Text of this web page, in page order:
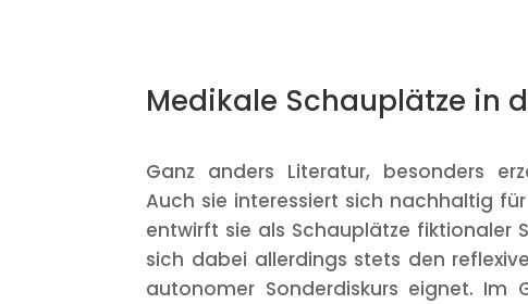
Medikale Schauplätze in
Ganz anders Literatur, besonders
Auch sie interessiert sich nachhaltig
entwirft sie als Schauplätze fiktionaler
sich dabei allerdings stets den
autonomer Sonderdiskurs eignet. Im